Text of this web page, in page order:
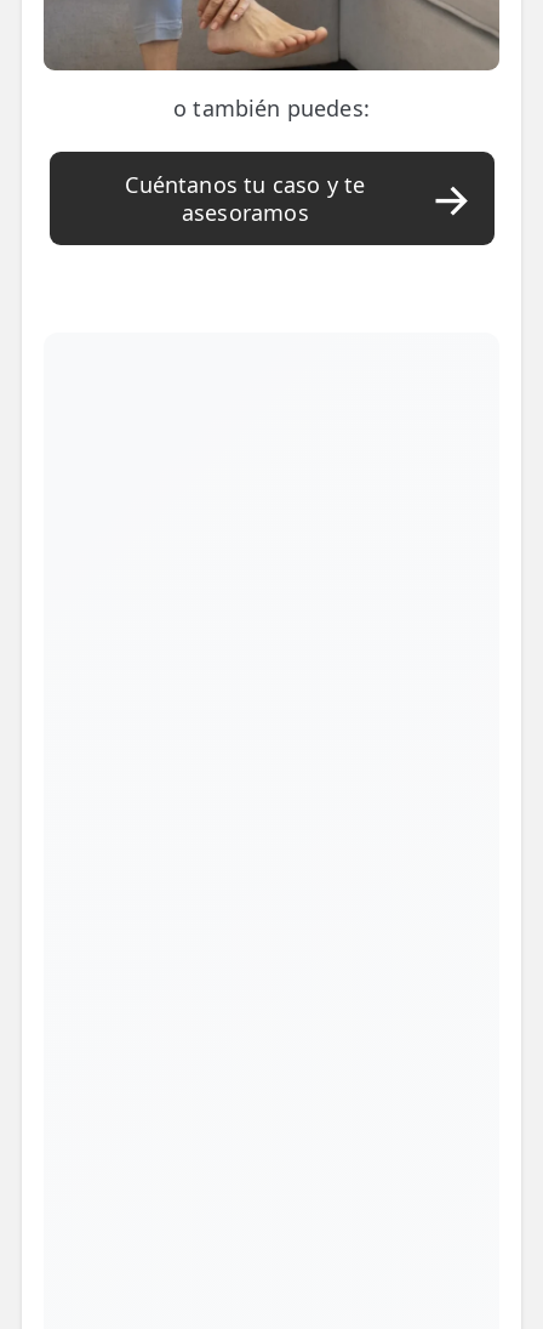
Bursitis de Hombro
Síndrome Piramidal
Tendinitis de Aquiles
o también puedes:
Cuéntanos tu caso y te
asesoramos